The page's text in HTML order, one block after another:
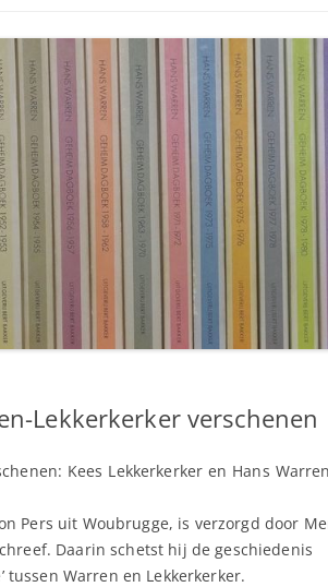
Lekkerkerker verschenen
Kees Lekkerkerker en Hans
Pers uit Woubrugge, is verzorgd door
Daarin schetst hij de geschiedenis
tussen Warren en Lekkerkerker.